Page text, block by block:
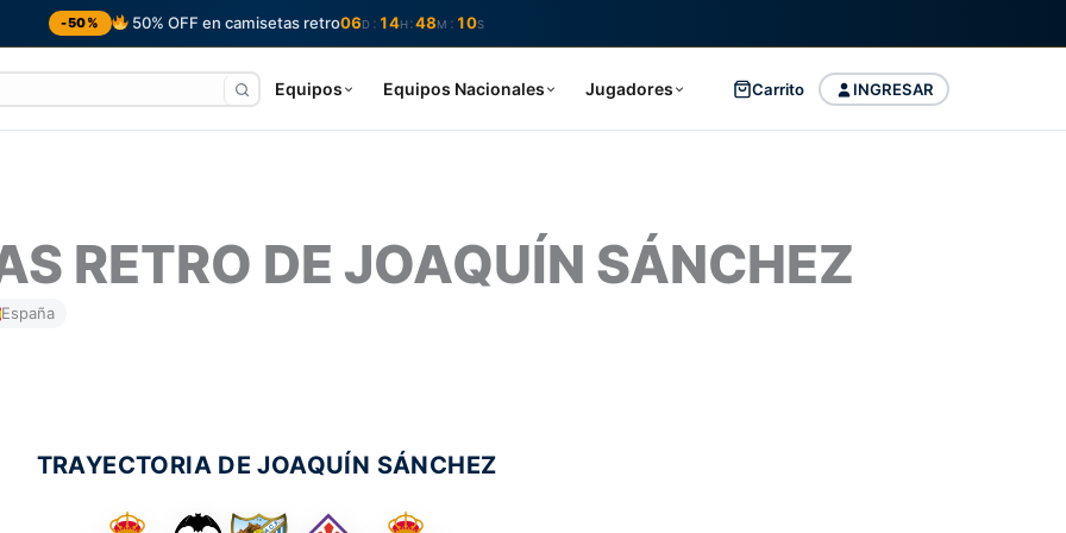
-50% 50% OFF en camisetas retro06D : 14H :48M : 09S
Equipos Equipos Nacionales Jugadores INGRESAR
Carrito
RETRO DE JOAQUÍN SÁNCHEZ
España
TRAYECTORIA DE JOAQUÍN SÁNCHEZ